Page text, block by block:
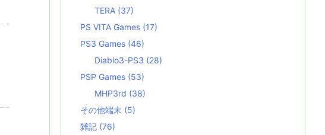
TERA (37)
PS VITA Games (17)
PS3 Games (46)
Diablo3-PS3 (28)
PSP Games (53)
MHP3rd (38)
その他端末 (5)
雑記 (76)